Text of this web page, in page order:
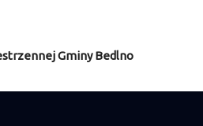
Gminy Bedlno